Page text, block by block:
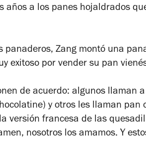
años a los panes hojaldrados
panaderos, Zang montó una
exitoso por vender su pan
de acuerdo: algunos llaman
) y otros les llaman pan
versión francesa de las
nosotros los amamos. Y